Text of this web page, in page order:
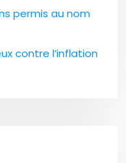
permis au nom
contre l’inflation